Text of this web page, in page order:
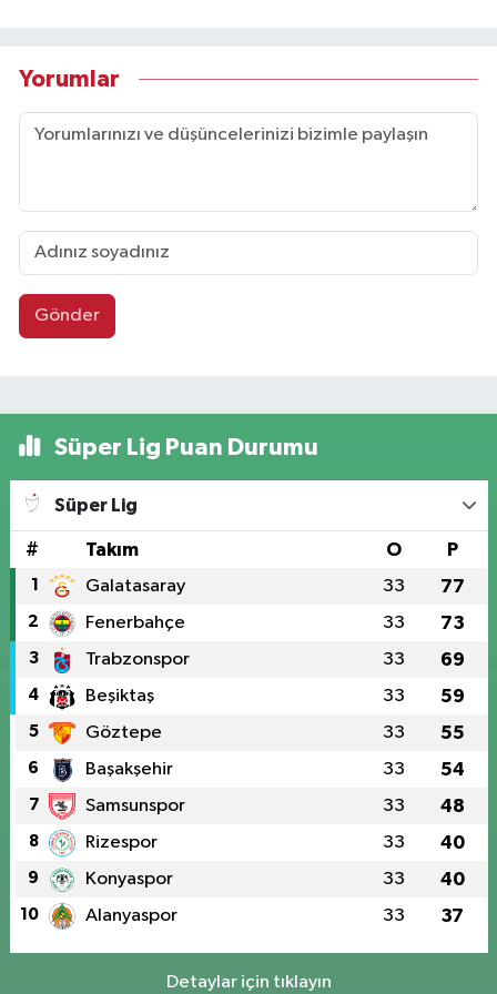
Yorumlar
Gönder
Süper Lig Puan Durumu
Süper Lig
# Takım O P
1 Galatasaray 33 77
2 Fenerbahçe 33 73
3 Trabzonspor 33 69
4 Beşiktaş 33 59
5 Göztepe 33 55
6 Başakşehir 33 54
7 Samsunspor 33 48
8 Rizespor 33 40
9 Konyaspor 33 40
10 Alanyaspor 33 37
Detaylar için tıklayın